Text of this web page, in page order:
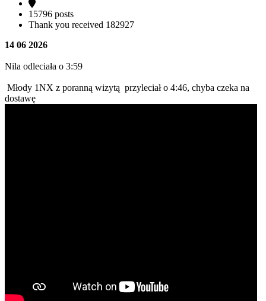
15796 posts
Thank you received 182927
14 06 2026
Nila odleciała o 3:59
Młody 1NX z poranną wizytą przyleciał o 4:46, chyba czeka na
dostawę